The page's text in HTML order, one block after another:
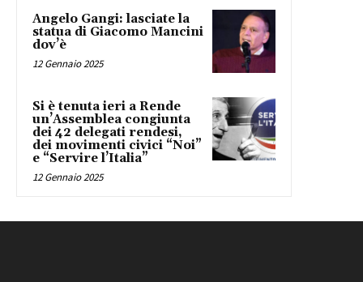
Angelo Gangi: lasciate la
statua di Giacomo Mancini
dov’è
12 Gennaio 2025
Si è tenuta ieri a Rende
un’Assemblea congiunta
dei 42 delegati rendesi,
dei movimenti civici “Noi”
e “Servire l’Italia”
12 Gennaio 2025